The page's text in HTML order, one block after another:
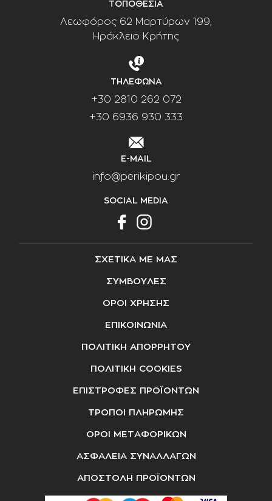
ΤΟΠΟΘΕΣΙΑ
Λεωφόρος 62 Μαρτύρων 199,
Ηράκλειο Κρήτης
ΤΗΛΕΦΩΝΑ
+30 2810 262 072
+30 6936 930 333
E-MAIL
info@perikipou.gr
SOCIAL MEDIA
ΣΧΕΤΙΚΑ ΜΕ ΜΑΣ
ΣΥΜΒΟΥΛΕΣ
ΟΡΟΙ ΧΡΗΣΗΣ
ΕΠΙΚΟΙΝΩΝΙΑ
ΠΟΛΙΤΙΚΗ ΑΠΟΡΡΗΤΟΥ
ΠΟΛΙΤΙΚΗ COOKIES
ΕΠΙΣΤΡΟΦΕΣ ΠΡΟΪΟΝΤΩΝ
ΤΡΟΠΟΙ ΠΛΗΡΩΜΗΣ
ΟΡΟΙ ΜΕΤΑΦΟΡΙΚΩΝ
ΑΣΦΑΛΕΙΑ ΣΥΝΑΛΛΑΓΩΝ
ΑΠΟΣΤΟΛΗ ΠΡΟΪΟΝΤΩΝ